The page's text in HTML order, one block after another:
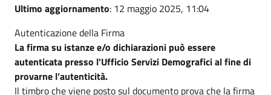
Ultimo aggiornamento: 12 maggio 2025, 11:04
Autenticazione della Firma
La firma su istanze e/o dichiarazioni può essere
autenticata presso l'Ufficio Servizi Demografici al fine di
provarne l’autenticità.
Il timbro che viene posto sul documento prova che la firma